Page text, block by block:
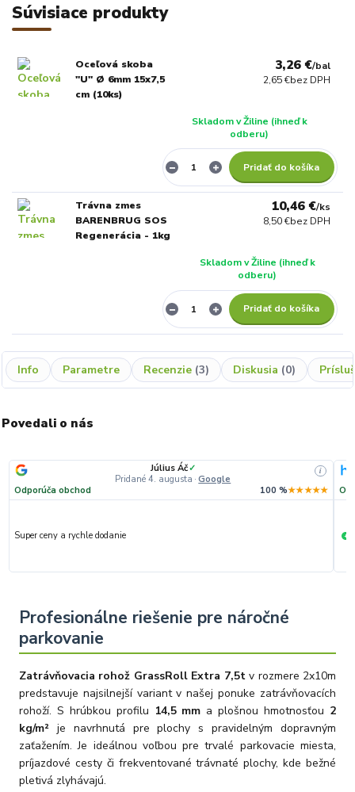
Súvisiace produkty
Oceľová skoba
"U" Ø 6mm 15x7,5
cm (10ks)
3,26 €/bal
2,65 €bez DPH
Skladom v Žiline (ihneď k
odberu)
Pridať do košíka
Trávna zmes
BARENBRUG SOS
Regenerácia - 1kg
10,46 €/ks
8,50 €bez DPH
Skladom v Žiline (ihneď k
odberu)
Pridať do košíka
Info Parametre Recenzie 3 Diskusia 0
Povedali o nás
Július Áč✓
Pridané 4. augusta · Google
i
Odporúča obchod 100 %★★★★★
Super ceny a rychle dodanie +
Profesionálne riešenie pre náročné
parkovanie
Zatrávňovacia rohož GrassRoll Extra 7,5tv rozmere 2x10m
predstavuje najsilnejší variant v našej ponuke zatrávňovacích
rohoží. S hrúbkou profilu 14,5 mm a plošnou hmotnosťou 2
kg/m²je navrhnutá pre plochy s pravidelným dopravným
zaťažením. Je ideálnou voľbou pre trvalé parkovacie miesta,
príjazdové cesty či frekventované trávnaté plochy, kde bežné
pletivá zlyhávajú.